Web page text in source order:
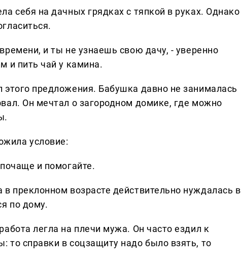
себя на дачных грядках с тяпкой в руках. Однако
и ты не узнаешь свою дачу, - уверенно
и пить чай у камина.
этого предложения. Бабушка давно не занималась
Он мечтал о загородном домике, где можно
условие:
и помогайте.
преклонном возрасте действительно нуждалась в
по дому.
легла на плечи мужа. Он часто ездил к
то справки в соцзащиту надо было взять, то